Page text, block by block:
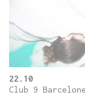
22.10
Club 9